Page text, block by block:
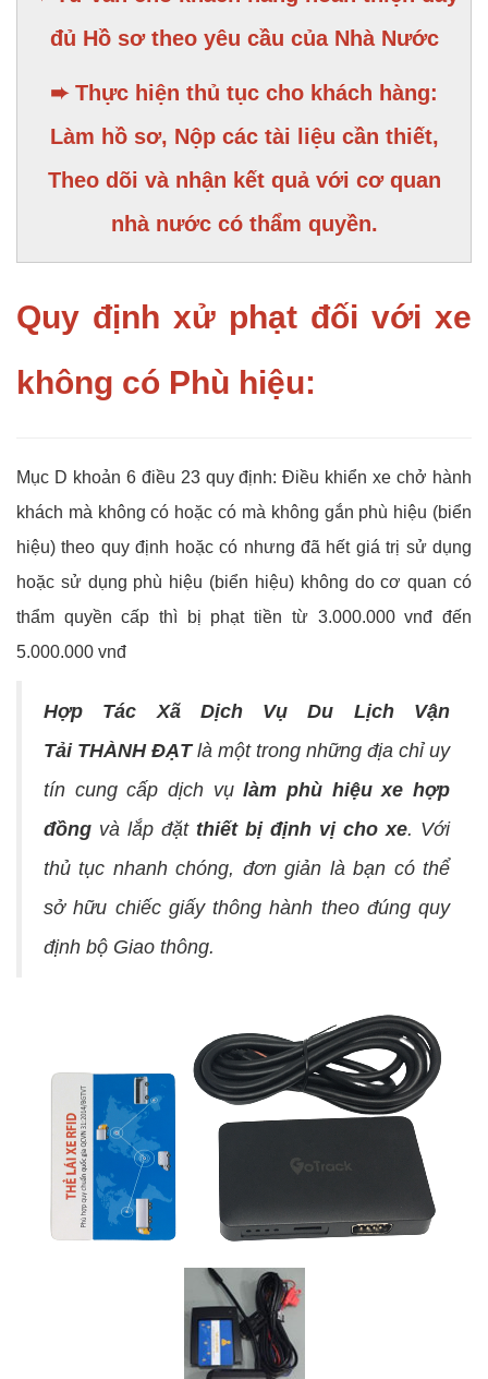
đủ Hồ sơ theo yêu cầu của Nhà Nước
➨ Thực hiện thủ tục cho khách hàng:
Làm hồ sơ, Nộp các tài liệu cần thiết,
Theo dõi và nhận kết quả với cơ quan
nhà nước có thẩm quyền.
Quy định xử phạt đối với xe
không có Phù hiệu:
Mục D khoản 6 điều 23 quy định: Điều khiển xe chở hành
khách mà không có hoặc có mà không gắn phù hiệu (biển
hiệu) theo quy định hoặc có nhưng đã hết giá trị sử dụng
hoặc sử dụng phù hiệu (biển hiệu) không do cơ quan có
thẩm quyền cấp thì bị phạt tiền từ 3.000.000 vnđ đến
5.000.000 vnđ
Hợp Tác Xã Dịch Vụ Du Lịch Vận
Tải THÀNH ĐẠTlà một trong những địa chỉ uy
tín cung cấp dịch vụlàm phù hiệu xe hợp
đồng và lắp đặt thiết bị định vị cho xe. Với
thủ tục nhanh chóng, đơn giản là bạn có thể
sở hữu chiếc giấy thông hành theo đúng quy
định bộ Giao thông.